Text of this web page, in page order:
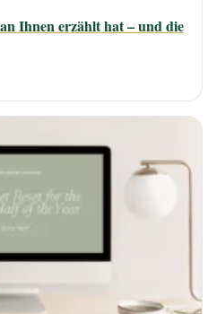
Ihnen erzählt hat – und die